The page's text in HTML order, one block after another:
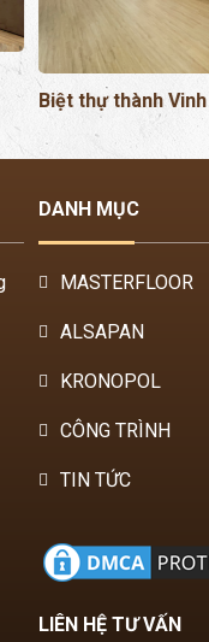
DANH MỤC
ALSAPAN